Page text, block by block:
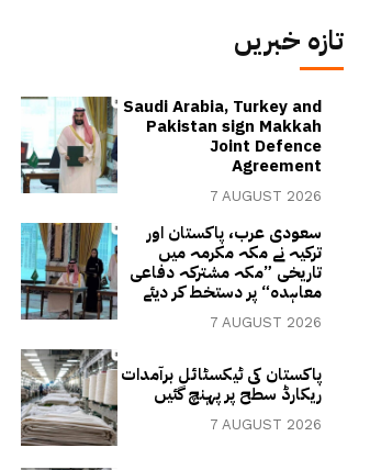
تازہ خبریں
Saudi Arabia, Turkey and
Pakistan sign Makkah
Joint Defence
Agreement
7 AUGUST 2026
سعودی عرب، پاکستان اور
ترکیہ نے مکہ مکرمہ میں
تاریخی ”مکہ مشترکہ دفاعی
معاہدہ“ پر دستخط کر دیئے
7 AUGUST 2026
پاکستان کی ٹیکسٹائل برآمدات
ریکارڈ سطح پر پہنچ گئیں
7 AUGUST 2026